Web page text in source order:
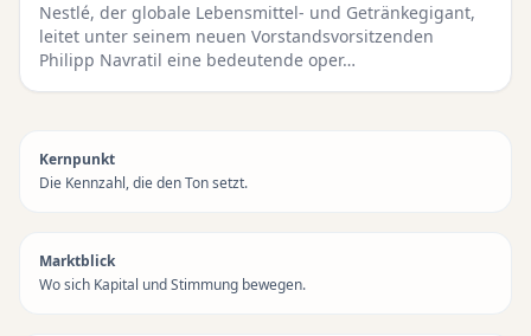
Nestlé, der globale Lebensmittel- und Getränkegigant,
leitet unter seinem neuen Vorstandsvorsitzenden
Philipp Navratil eine bedeutende oper…
Kernpunkt
Die Kennzahl, die den Ton setzt.
Marktblick
Wo sich Kapital und Stimmung bewegen.